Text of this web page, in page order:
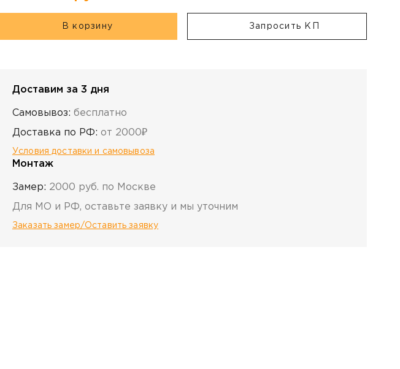
В корзину Запросить КП
Доставим за 3 дня
Самовывоз: бесплатно
Доставка по РФ: от 2000₽
Условия доставки и самовывоза
Монтаж
Замер: 2000 руб. по Москве
Для МО и РФ, оставьте заявку и мы уточним
Заказать замер/Оставить заявку